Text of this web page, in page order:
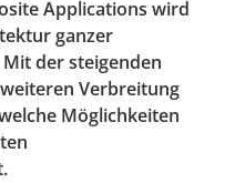
Applications wird
ganzer
der steigenden
Verbreitung
Möglichkeiten